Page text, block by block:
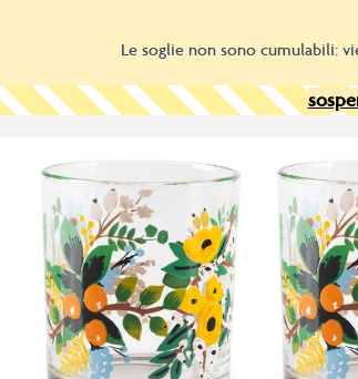
Le soglie non sono cumulabili: